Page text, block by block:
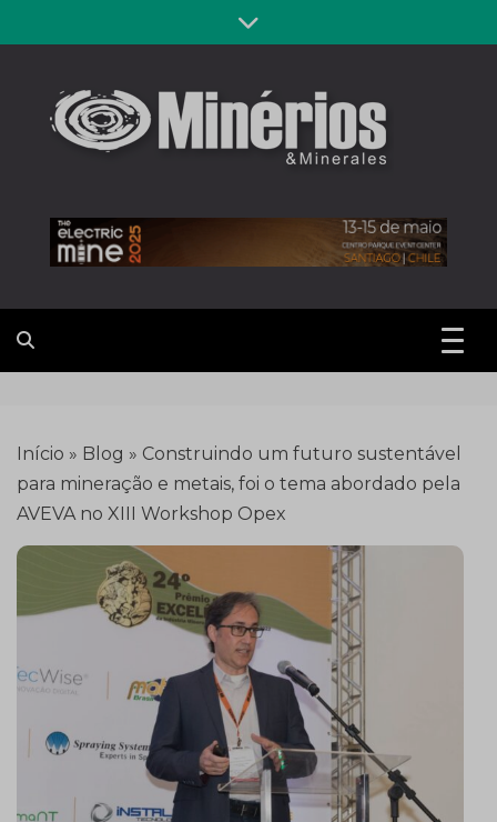
to
Revista
Minérios &
Minerales
Início » Blog » Construindo um futuro sustentável
para mineração e metais, foi o tema abordado pela
AVEVA no XIII Workshop Opex